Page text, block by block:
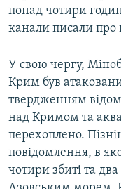
понад чотири
канали писали про
У свою чергу,
Крим був
твердженням
над Кримом та
перехоплено.
повідомлення, в
чотири збиті та